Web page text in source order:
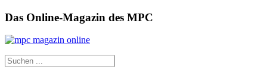
Das Online-Magazin des MPC